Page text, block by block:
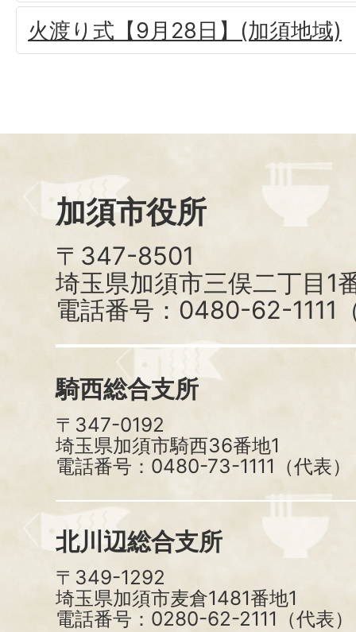
火渡り式【9月28日】(加須地域)
加須市役所
〒347-8501
埼玉県加須市三俣二丁目1
電話番号：0480-62-1111
騎西総合支所
〒347-0192
埼玉県加須市騎西36番地1
電話番号：0480-73-1111（代表）
北川辺総合支所
〒349-1292
埼玉県加須市麦倉1481番地1
電話番号：0280-62-2111（代表）